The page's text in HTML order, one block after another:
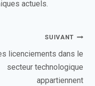
actuels.
SUIVANT
licenciements dans le
secteur technologique
appartiennent